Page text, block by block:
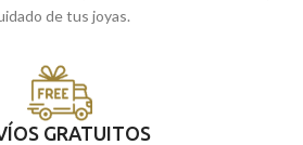
de tus joyas.
GRATUITOS